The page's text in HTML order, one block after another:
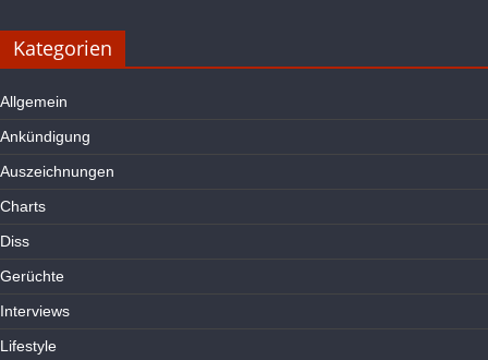
Kategorien
Allgemein
Ankündigung
Auszeichnungen
Charts
Diss
Gerüchte
Interviews
Lifestyle